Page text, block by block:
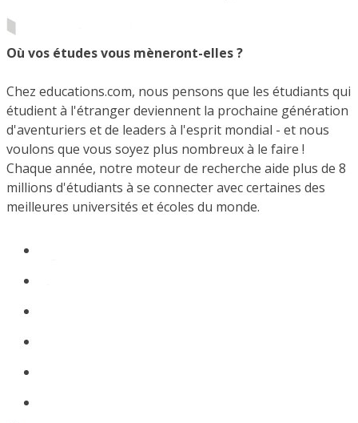
Où vos études vous mèneront-elles ?
Chez educations.com, nous pensons que les étudiants qui
étudient à l'étranger deviennent la prochaine génération
d'aventuriers et de leaders à l'esprit mondial - et nous
voulons que vous soyez plus nombreux à le faire !
Chaque année, notre moteur de recherche aide plus de 8
millions d'étudiants à se connecter avec certaines des
meilleures universités et écoles du monde.